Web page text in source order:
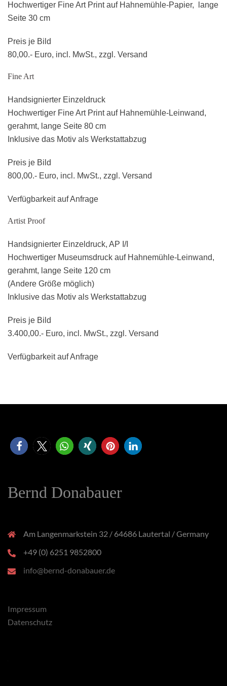
Hochwertiger Fine Art Print auf Hahnemühle-Papier, lange
Seite 30 cm
Preis je Bild
80,00.- Euro, incl. MwSt., zzgl. Versand
Fine Art
Handsignierter Einzeldruck
Hochwertiger Fine Art Print auf Hahnemühle-Leinwand,
gerahmt, lange Seite 80 cm
Inklusive das Motiv als Werkstattabzug
Preis je Bild
800,00.- Euro, incl. MwSt., zzgl. Versand
Verfügbarkeit auf Anfrage
Artist Proof
Handsignierter Einzeldruck, AP I/I
Hochwertiger Museumsdruck auf Hahnemühle-Leinwand,
gerahmt, lange Seite 120 cm
(Andere Größe möglich)
Inklusive das Motiv als Werkstattabzug
Preis je Bild
3.400,00.- Euro, incl. MwSt., zzgl. Versand
Verfügbarkeit auf Anfrage
Bernd Donabauer
Am Langenmarkstein 32 / 64686 Lautertal / Germany
+49 (0) 6251 9852800
info@bernd-donabauer.de
Impressum
Datenschutz